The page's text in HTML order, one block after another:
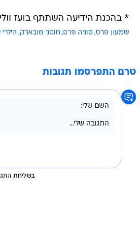
* בהכנת הידיעה השתתף בועז
שמעון פרס סוניה פרס חוסני מובארק הילרי
טרם התפרסמו תגובות
בשליחת